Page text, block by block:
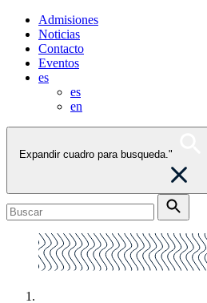
Admisiones
Noticias
Contacto
Eventos
es
es
en
Expandir cuadro para busqueda."